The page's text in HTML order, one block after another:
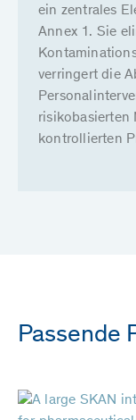
ein zentrales
Annex 1. Sie
verringert die
risikobasierten
kontrollierten
Passende